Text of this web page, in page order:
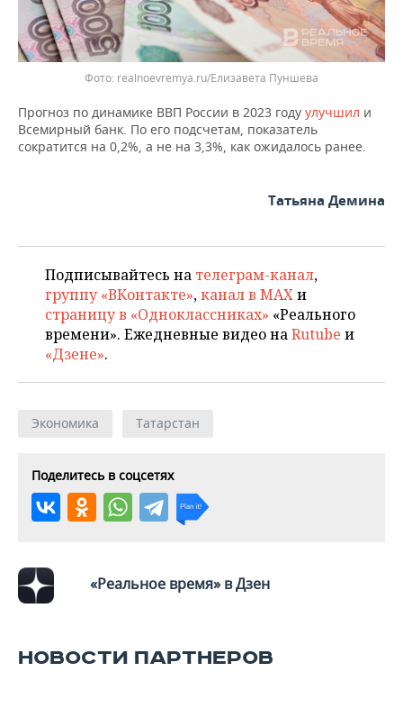
Фото: realnoevremya.ru/Елизавета Пуншева
Прогноз по динамике ВВП России в 2023 году улучшил и
Всемирный банк. По его подсчетам, показатель
сократится на 0,2%, а не на 3,3%, как ожидалось ранее.
Татьяна Демина
Подписывайтесь на телеграм-канал,
группу «ВКонтакте»,канал в MAXи
страницу в «Одноклассниках» «Реального
времени». Ежедневные видео наRutube и
«Дзене».
Экономика Татарстан
Поделитесь в соцсетях
«Реальное время» в Дзен
НОВОСТИ ПАРТНЕРОВ